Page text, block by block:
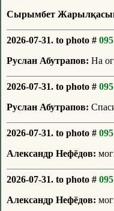
Сырымбет
2026-07-31. to photo #
Руслан Абутрапов: На
2026-07-31. to photo #
Руслан Абутрапов:
2026-07-31. to photo #
Александр Нефёдов:
2026-07-31. to photo #
Александр Нефёдов: